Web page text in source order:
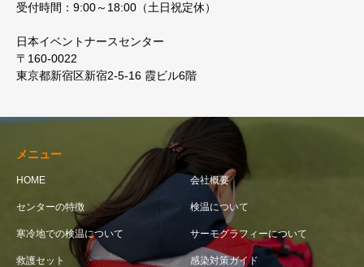
受付時間：9:00～18:00（土日祝定休）
日本イベントナースセンター
〒160-0022
東京都新宿区新宿2-5-16 霞ビル6階
メニュー
HOME 会社概要
センターの特徴 検温について
寒冷地での検温について サーモグラフィーについて
救護セット 感染対策ガイド